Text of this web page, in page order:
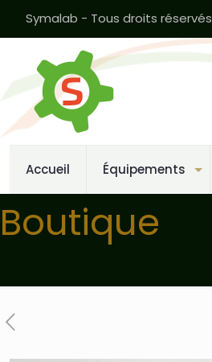
Symalab - Tous droits réservés
Accueil Équipements
Boutique